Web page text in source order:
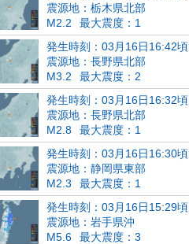
震源地：栃木県北部
M2.2
最大震度：1
発生時刻：03月16日16:42頃
震源地：長野県北部
M3.2
最大震度：2
発生時刻：03月16日16:32頃
震源地：長野県北部
M2.8
最大震度：1
発生時刻：03月16日16:30頃
震源地：静岡県東部
M2.3
最大震度：1
発生時刻：03月16日15:29頃
震源地：岩手県沖
M5.6
最大震度：3